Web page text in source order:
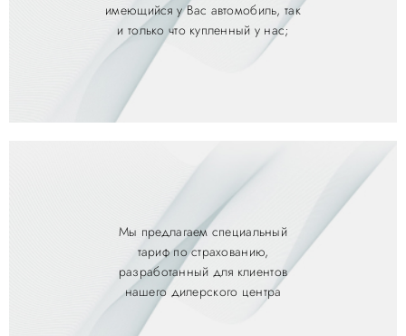
имеющийся у Вас автомобиль, так
и только что купленный у нас;
Мы предлагаем специальный
тариф по страхованию,
разработанный для клиентов
нашего дилерского центра